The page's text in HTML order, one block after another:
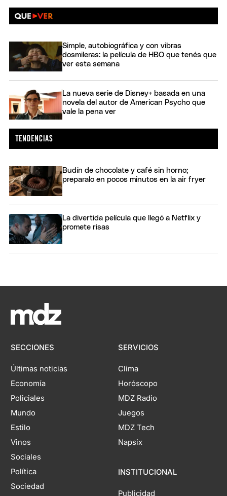
Simple, autobiográfica y con vibras
dosmileras: la película de HBO que tenés que
ver esta semana
La nueva serie de Disney+ basada en una
novela del autor de American Psycho que
vale la pena ver
Budín de chocolate y café sin horno;
preparalo en pocos minutos en la air fryer
La divertida película que llegó a Netflix y
promete risas
SECCIONES
Últimas noticias
Economía
Policiales
Mundo
Estilo
Vinos
Sociales
Política
Sociedad
SERVICIOS
Clima
Horóscopo
MDZ Radio
Juegos
MDZ Tech
Napsix
INSTITUCIONAL
Publicidad